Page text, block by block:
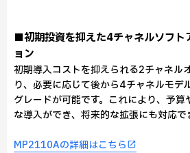
■初期投資を抑えた4チャネルソフト
ョン
初期導入コストを抑えられる2チャネル
り、必要に応じて後から4チャネルモデ
グレードが可能です。これにより、予
な導入ができ、将来的な拡張にも対応で
MP2110Aの詳細はこちら